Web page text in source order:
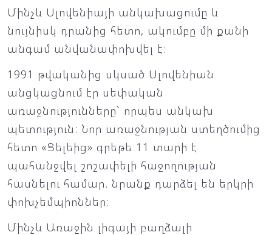
Մինչև Սլովենիայի անկախացումը և
նույնիսկ դրանից հետո, ակումբը մի քանի
անգամ անվանափոխվել է:
1991 թվականից սկսած Սլովենիան
անցկացնում էր սեփական
առաջնությունները` որպես անկախ
պետություն: Նոր առաջնության ստեղծումից
հետո «Ցելեից» գրեթե 11 տարի է
պահանջվել շոշափելի հաջողության
հասնելու համար. նրանք դարձել են երկրի
փոխչեմպիոններ:
Մինչև Առաջին լիգայի բաղձալի